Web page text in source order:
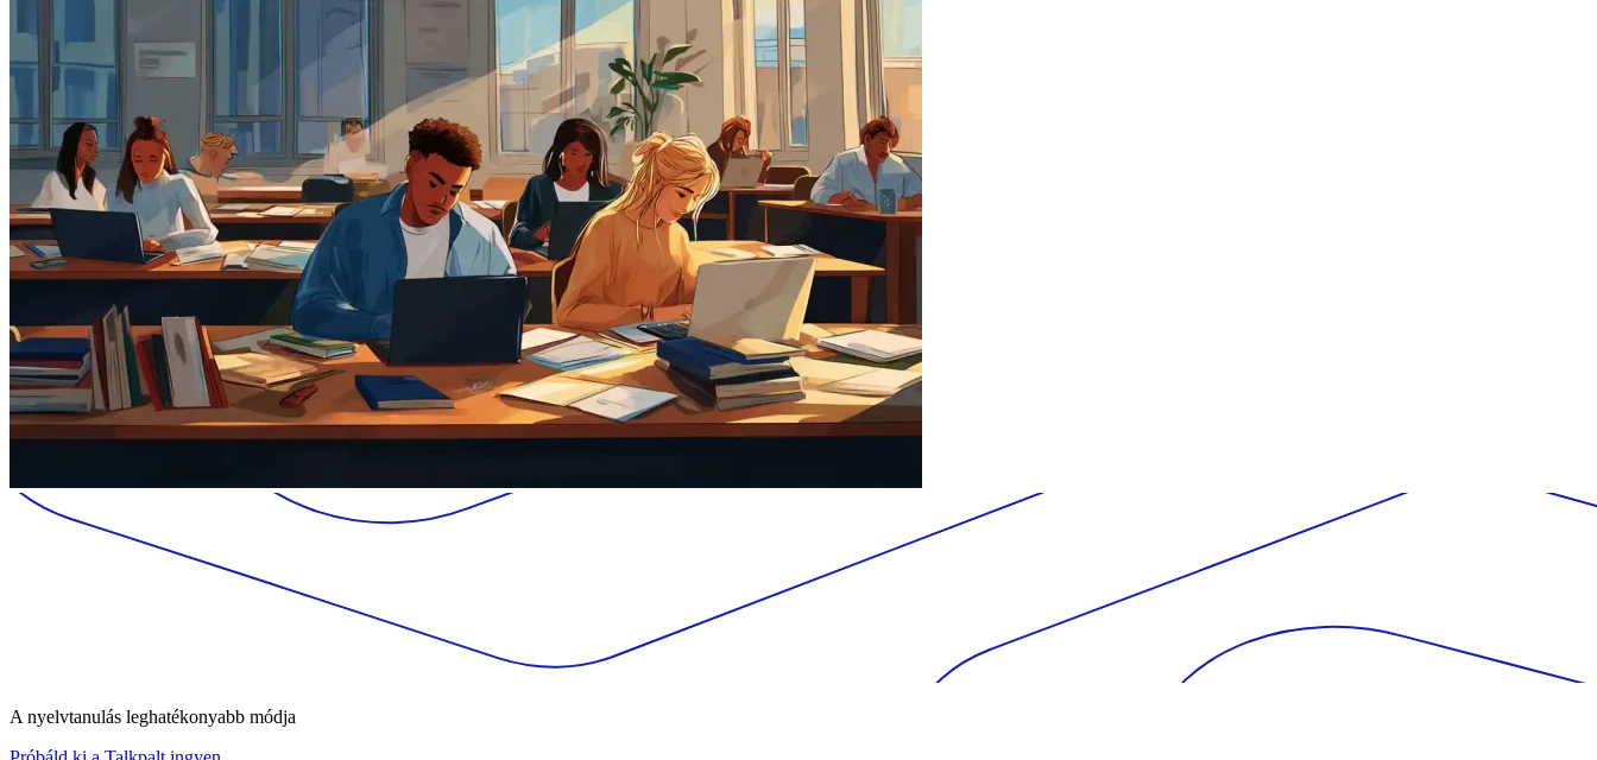
A nyelvtanulás leghatékonyabb módja